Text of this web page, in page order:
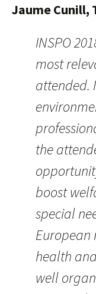
Jaume Cunill,
INSPO
most
attended.
the
boost
special
European
health
well